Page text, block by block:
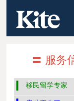
〓 服务
移民留学专家